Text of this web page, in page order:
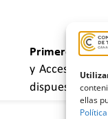
ellas